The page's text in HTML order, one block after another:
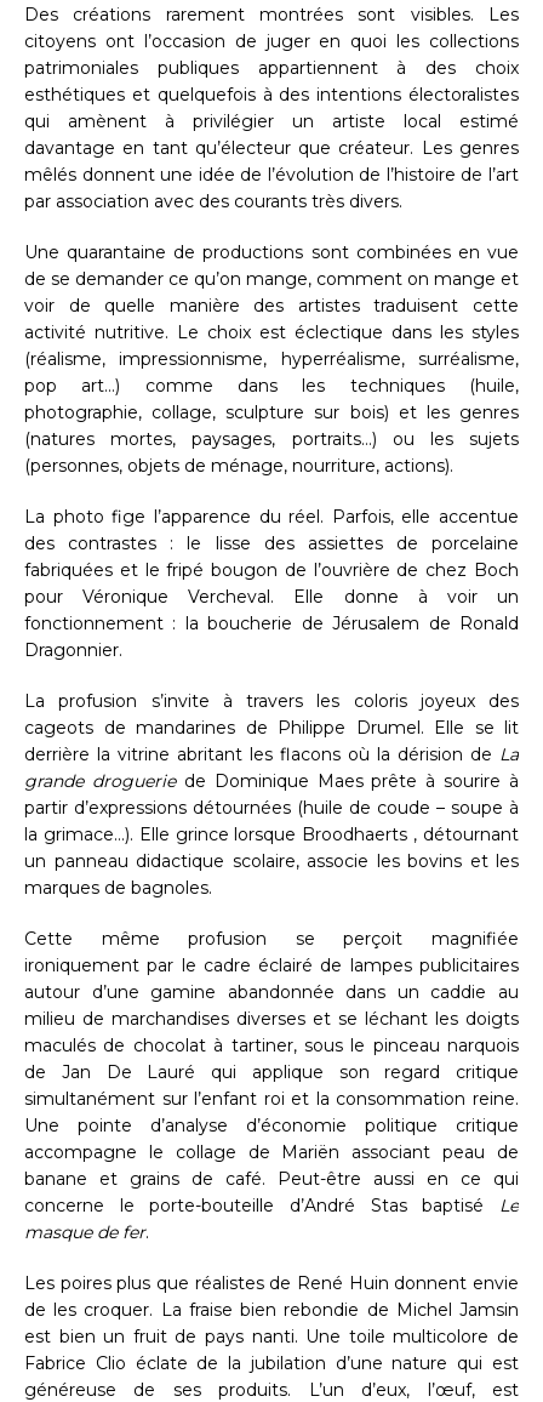
Des créations rarement montrées sont visibles. Les
citoyens ont l’occasion de juger en quoi les collections
patrimoniales publiques appartiennent à des choix
esthétiques et quelquefois à des intentions électoralistes
qui amènent à privilégier un artiste local estimé
davantage en tant qu’électeur que créateur. Les genres
mêlés donnent une idée de l’évolution de l’histoire de l’art
par association avec des courants très divers.
Une quarantaine de productions sont combinées en vue
de se demander ce qu’on mange, comment on mange et
voir de quelle manière des artistes traduisent cette
activité nutritive. Le choix est éclectique dans les styles
(réalisme, impressionnisme, hyperréalisme, surréalisme,
pop art…) comme dans les techniques (huile,
photographie, collage, sculpture sur bois) et les genres
(natures mortes, paysages, portraits…) ou les sujets
(personnes, objets de ménage, nourriture, actions).
La photo fige l’apparence du réel. Parfois, elle accentue
des contrastes : le lisse des assiettes de porcelaine
fabriquées et le fripé bougon de l’ouvrière de chez Boch
pour Véronique Vercheval. Elle donne à voir un
fonctionnement : la boucherie de Jérusalem de Ronald
Dragonnier.
La profusion s’invite à travers les coloris joyeux des
cageots de mandarines de Philippe Drumel. Elle se lit
derrière la vitrine abritant les flacons où la dérision de La
grande drogueriede Dominique Maes prête à sourire à
partir d’expressions détournées (huile de coude – soupe à
la grimace…). Elle grince lorsque Broodhaerts , détournant
un panneau didactique scolaire, associe les bovins et les
marques de bagnoles.
Cette même profusion se perçoit magnifiée
ironiquement par le cadre éclairé de lampes publicitaires
autour d’une gamine abandonnée dans un caddie au
milieu de marchandises diverses et se léchant les doigts
maculés de chocolat à tartiner, sous le pinceau narquois
de Jan De Lauré qui applique son regard critique
simultanément sur l’enfant roi et la consommation reine.
Une pointe d’analyse d’économie politique critique
accompagne le collage de Mariën associant peau de
banane et grains de café. Peut-être aussi en ce qui
concerne le porte-bouteille d’André Stas baptisé Le
masque de fer.
Les poires plus que réalistes de René Huin donnent envie
de les croquer. La fraise bien rebondie de Michel Jamsin
est bien un fruit de pays nanti. Une toile multicolore de
Fabrice Clio éclate de la jubilation d’une nature qui est
généreuse de ses produits. L’un d’eux, l’œuf, est